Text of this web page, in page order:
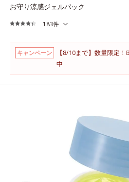
お守り涼感ジェルパック
183件
キャンペーン
【8/10まで】数量限定
中